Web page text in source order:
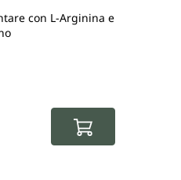
con L-Arginina e